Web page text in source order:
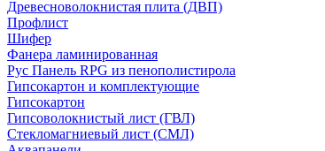
Древесноволокнистая плита (ДВП)
Профлист
Шифер
Фанера ламинированная
Рус Панель RPG из пенополистирола
Гипсокартон и комплектующие
Гипсокартон
Гипсоволокнистый лист (ГВЛ)
Стекломагниевый лист (СМЛ)